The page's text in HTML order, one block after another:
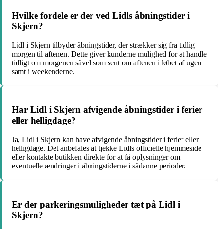
Hvilke fordele er der ved Lidls åbningstider i
Skjern?
Lidl i Skjern tilbyder åbningstider, der strækker sig fra tidlig
morgen til aftenen. Dette giver kunderne mulighed for at handle
tidligt om morgenen såvel som sent om aftenen i løbet af ugen
samt i weekenderne.
Har Lidl i Skjern afvigende åbningstider i ferier
eller helligdage?
Ja, Lidl i Skjern kan have afvigende åbningstider i ferier eller
helligdage. Det anbefales at tjekke Lidls officielle hjemmeside
eller kontakte butikken direkte for at få oplysninger om
eventuelle ændringer i åbningstiderne i sådanne perioder.
Er der parkeringsmuligheder tæt på Lidl i
Skjern?